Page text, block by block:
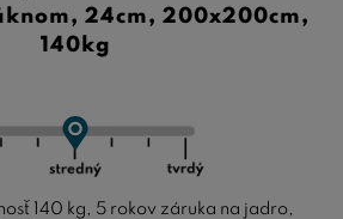
24cm, 200x200cm,
140kg
140 kg, 5 rokov záruka na jadro,